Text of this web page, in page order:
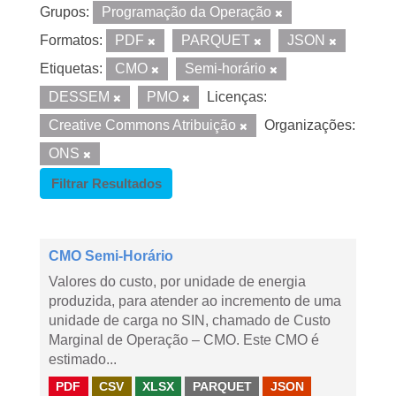
Grupos:
Programação da Operação
Formatos:
PDF PARQUET
JSON
Etiquetas:
CMO
Semi-horário
DESSEM
PMO
Licenças:
Creative Commons Atribuição
Organizações:
ONS
Filtrar Resultados
CMO Semi-Horário
Valores do custo, por unidade de energia
produzida, para atender ao incremento de uma
unidade de carga no SIN, chamado de Custo
Marginal de Operação – CMO. Este CMO é
estimado...
PDF CSV XLSX PARQUET JSON